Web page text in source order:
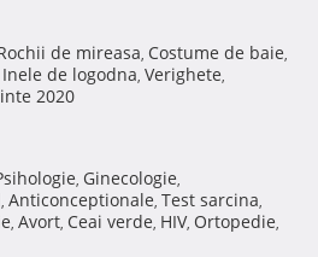
de mireasa, Costume de baie,
Inele de logodna, Verighete,
2020
, Ginecologie,
, Anticonceptionale, Test sarcina,
, Avort, Ceai verde, HIV, Ortopedie,